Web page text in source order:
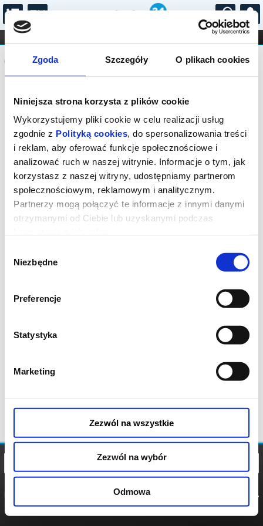
Zgoda Szczegóły O plikach cookies
Niniejsza strona korzysta z plików cookie
Wykorzystujemy pliki cookie w celu realizacji usług
zgodnie z Polityką cookies, do spersonalizowania treści
i reklam, aby oferować funkcje społecznościowe i
analizować ruch w naszej witrynie. Informacje o tym, jak
korzystasz z naszej witryny, udostępniamy partnerom
społecznościowym, reklamowym i analitycznym.
Partnerzy mogą połączyć te informacje z innymi danymi
otrzymanymi od Ciebie lub uzyskanymi podczas
zgody
Niezbędne
Preferencje
Statystyka
Marketing
Zezwól na wszystkie
Zezwól na wybór
Odmowa
...
FILHARMONIA OPERA I BALET
STAND-UP
DLA DZIECI
Komunikat
Sprzedaż biletów on-line na wydarzenie
została zakończona.
POLITYKA
POLITYKA